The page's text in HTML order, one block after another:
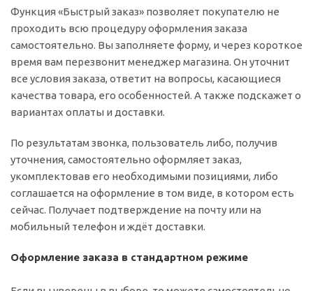
Функция «Быстрый заказ» позволяет покупателю не
проходить всю процедуру оформления заказа
самостоятельно. Вы заполняете форму, и через короткое
время вам перезвонит менеджер магазина. Он уточнит
все условия заказа, ответит на вопросы, касающиеся
качества товара, его особенностей. А также подскажет о
вариантах оплаты и доставки.
По результатам звонка, пользователь либо, получив
уточнения, самостоятельно оформляет заказ,
укомплектовав его необходимыми позициями, либо
соглашается на оформление в том виде, в котором есть
сейчас. Получает подтверждение на почту или на
мобильный телефон и ждёт доставки.
Оформление заказа в стандартном режиме